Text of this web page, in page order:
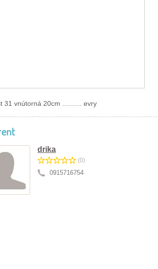
31 vnútorná 20cm .......... evry
drika
(0)
0915716754